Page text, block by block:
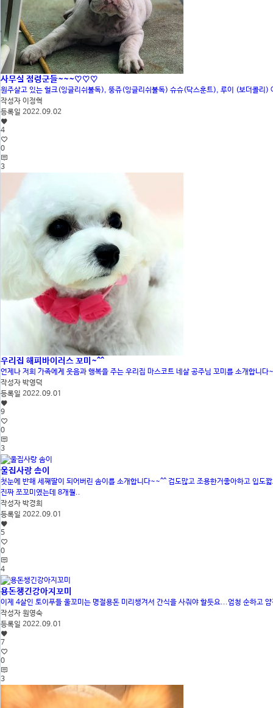
사무실 점령군들~~~♡♡♡
원주살고 있는 헐크(잉글리쉬불독), 뚱쥬(잉글리쉬불독) 슈슈(닥스훈트), 루이 (보더콜리)
작성자 이정혁
등록일 2022.09.02
4
0
3
우리집 해피바이러스 꼬미~^^
언제나 저희 가족에게 웃음과 행복을 주는 우리집 마스코트 네살 공주님 꼬미를 소개합니다
작성자 박영덕
등록일 2022.09.01
9
0
3
울집사랑 솜이
첫눈에 반해 세째딸이 되어버린 솜이를 소개합니다~~^^ 겁도많고 조용한거좋아하고
진짜 쪼꼬미였는데 8개월..
작성자 박경희
등록일 2022.09.01
5
0
4
용돈챙긴강아지꼬미
이제 4살인 토이푸들 울꼬미는 명절용돈 미리챙겨서 간식을 사줘야 할듯요...엄청 순하고
작성자 원영숙
등록일 2022.09.01
7
0
3